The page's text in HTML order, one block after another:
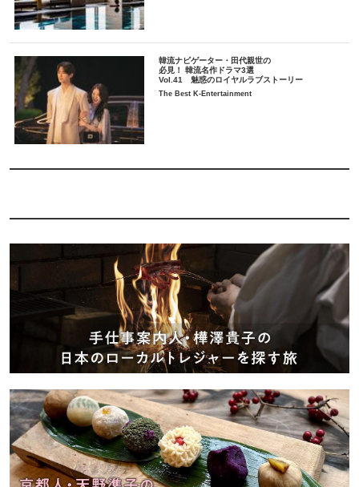
韓流ナビゲーター・田代親世の
必見！ 韓流名作ドラマ3選
Vol.41 魅惑のロイヤルラブストーリー
The Best K-Entertainment